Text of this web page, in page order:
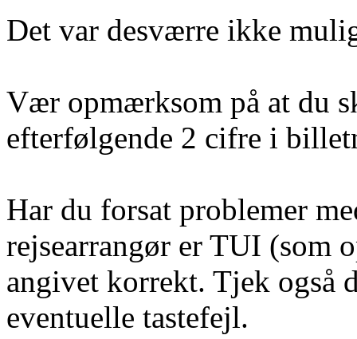
Det var desværre ikke
Vær opmærksom på at du
efterfølgende 2 cifre i
Har du forsat problemer
rejsearrangør er TUI (som
angivet korrekt. Tjek også
eventuelle tastefejl.